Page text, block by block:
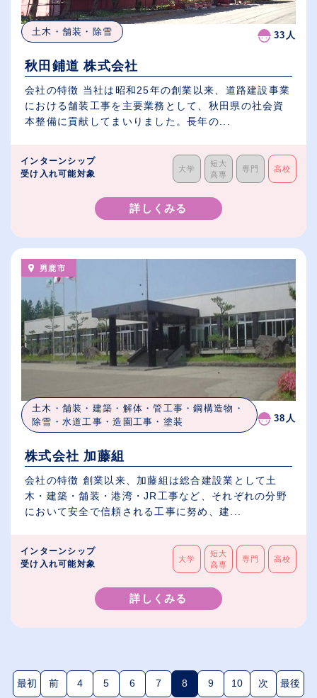
土木・舗装・除雪 33人
秋田鋪道 株式会社
会社の特徴 当社は昭和25年の創業以来、道路建設事業
における舗装工事を主要業務として、秋田県の社会資
本整備に貢献してまいりました。長年の...
インターンシップ
受け入れ可能対象
大学
短大
高専
専門 高校
詳しくみる
男鹿市
土木・舗装・建築・解体・管工事・鋼構造物・
除雪・水道工事・造園工事・塗装
38人
株式会社 加藤組
会社の特徴 創業以来、加藤組は総合建設業として土
木・建築・舗装・港湾・JR工事など、それぞれの分野
において安全で信頼される工事に努め、建...
インターンシップ
受け入れ可能対象
大学
短大
高専
専門 高校
詳しくみる
最初 前 4 5 6 7 8(現在のページ)
9 10 次 最後